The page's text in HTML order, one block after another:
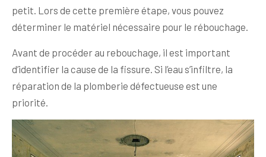
petit. Lors de cette première étape, vous pouvez
déterminer le matériel nécessaire pour le rébouchage.
Avant de procéder au rebouchage, il est important
d’identifier la cause de la fissure. Si l’eau s’infiltre, la
réparation de la plomberie défectueuse est une
priorité.